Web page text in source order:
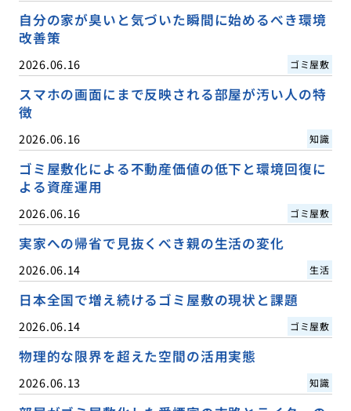
自分の家が臭いと気づいた瞬間に始めるべき環境
改善策
2026.06.16 ゴミ屋敷
スマホの画面にまで反映される部屋が汚い人の特
徴
2026.06.16 知識
ゴミ屋敷化による不動産価値の低下と環境回復に
よる資産運用
2026.06.16 ゴミ屋敷
実家への帰省で見抜くべき親の生活の変化
2026.06.14 生活
日本全国で増え続けるゴミ屋敷の現状と課題
2026.06.14 ゴミ屋敷
物理的な限界を超えた空間の活用実態
2026.06.13 知識